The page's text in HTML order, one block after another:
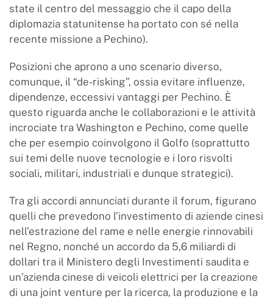
state il centro del messaggio che il capo della
diplomazia statunitense ha portato con sé nella
recente missione a Pechino).
Posizioni che aprono a uno scenario diverso,
comunque, il “de-risking”, ossia evitare influenze,
dipendenze, eccessivi vantaggi per Pechino. È
questo riguarda anche le collaborazioni e le attività
incrociate tra Washington e Pechino, come quelle
che per esempio coinvolgono il Golfo (soprattutto
sui temi delle nuove tecnologie e i loro risvolti
sociali, militari, industriali e dunque strategici).
Tra gli accordi annunciati durante il forum, figurano
quelli che prevedono l’investimento di aziende cinesi
nell’estrazione del rame e nelle energie rinnovabili
nel Regno, nonché un accordo da 5,6 miliardi di
dollari tra il Ministero degli Investimenti saudita e
un’azienda cinese di veicoli elettrici per la creazione
di una joint venture per la ricerca, la produzione e la